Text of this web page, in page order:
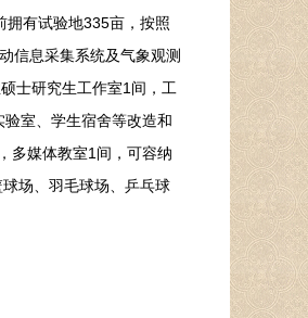
拥有试验地335亩，按照
信息采集系统及气象观测
士研究生工作室1间，工
室、学生宿舍等改造和
多媒体教室1间，可容纳
场、羽毛球场、乒乓球